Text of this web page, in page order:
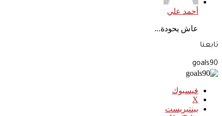
أحمد علي
عاش يحودة...
تابعنا
goals90
فيسبوك
‫X
بينتيريست